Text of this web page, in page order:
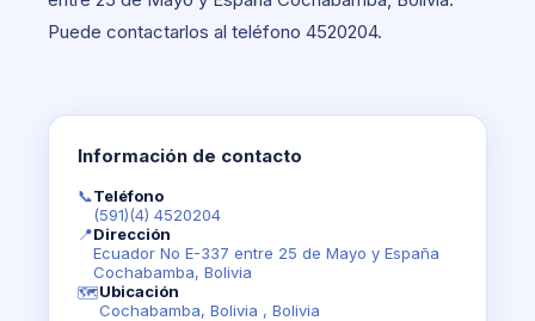
Puede contactarlos al teléfono 4520204.
Información de contacto
📞Teléfono
(591)(4) 4520204
📍Dirección
Ecuador No E-337 entre 25 de Mayo y España
Cochabamba, Bolivia
🗺️Ubicación
Cochabamba, Bolivia , Bolivia